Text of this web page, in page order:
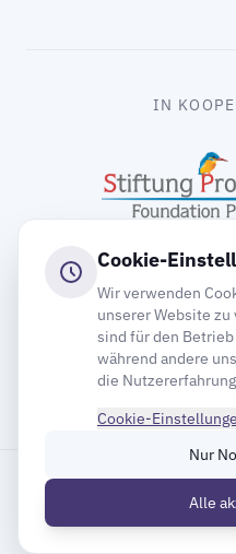
IN
gooding
© 2026 Deutsche
Cookie-
Wir verwenden
unserer Website zu
sind für den
während andere
die
Cookie-
Nur
Alle